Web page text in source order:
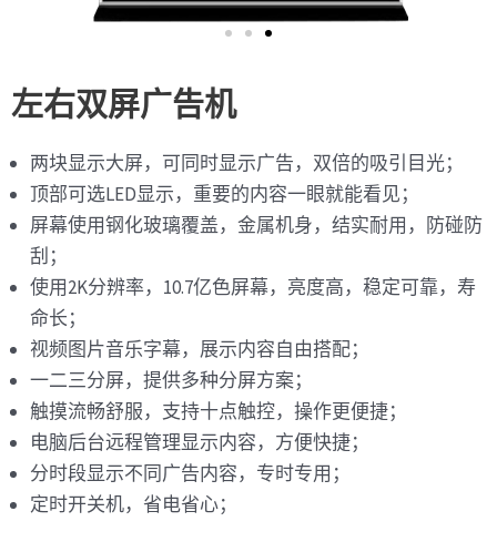
左右双屏广告机
两块显示大屏，可同时显示广告，双倍的吸引目光；
顶部可选LED显示，重要的内容一眼就能看见；
屏幕使用钢化玻璃覆盖，金属机身，结实耐用，防碰防
刮；
使用2K分辨率，10.7亿色屏幕，亮度高，稳定可靠，寿
命长；
视频图片音乐字幕，展示内容自由搭配；
一二三分屏，提供多种分屏方案；
触摸流畅舒服，支持十点触控，操作更便捷；
电脑后台远程管理显示内容，方便快捷；
分时段显示不同广告内容，专时专用；
定时开关机，省电省心；